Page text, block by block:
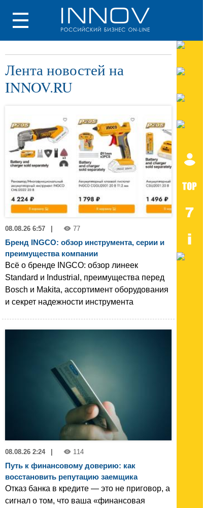
Лента новостей на
INNOV.RU
08.08.26 6:57 77
Бренд INGCO: обзор инструмента, серии и
преимущества компании
Всё о бренде INGCO: обзор линеек
Standard и Industrial, преимущества перед
Bosch и Makita, ассортимент оборудования
и секрет надежности инструмента
08.08.26 2:24 114
Путь к финансовому доверию: как
восстановить репутацию заемщика
Отказ банка в кредите — это не приговор, а
сигнал о том, что ваша «финансовая